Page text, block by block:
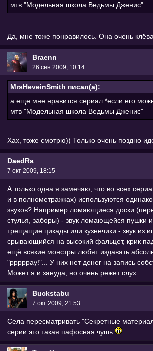
мтв "Модельная школа Ведьмы Дженис"
Да, мне тоже понравилось. Она очень
Braenn
26 сен 2009, 10:14
MrsHeveinSmith писал(а):
а еще мне нравится сериал *если его
мтв "Модельная школа Ведьмы Дженис"
Хах, тоже смотрю)) Только очень поздно
DaedRa
7 окт 2009, 18:15
А только одна я замечаю, что во всех
и в полнометражках) используются
звуков? Например ломающиеся доски
стулья, заборы) - звук ломающейся пушки
трещащие цикады или кузнечики - звук из
срывающийся на высокий фальцет, крик
ещё всякие монстры любят издавать
"рррррау!"... У них нет денег на запись
Может я и зануда, но очень режет слух...
Buckstabu
7 окт 2009, 21:53
Села пересматривать "Секретные
серии это такая пафосная чушь